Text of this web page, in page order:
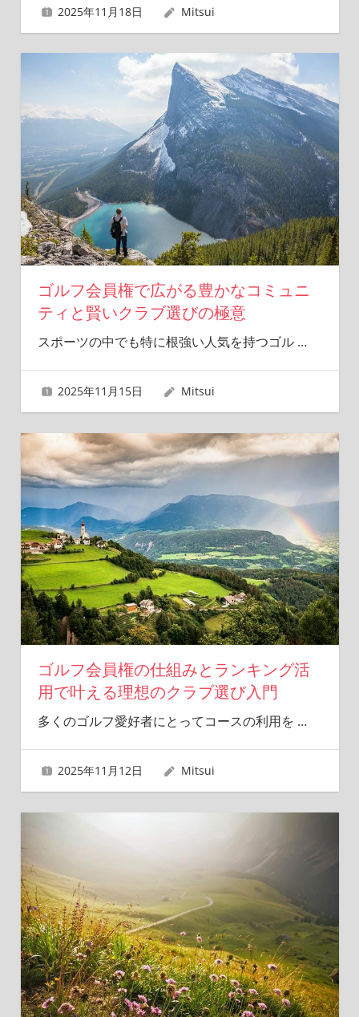
2025年11月18日 Mitsui
ゴルフ会員権で広がる豊かなコミュニ
ティと賢いクラブ選びの極意
スポーツの中でも特に根強い人気を持つゴル …
2025年11月15日 Mitsui
ゴルフ会員権の仕組みとランキング活
用で叶える理想のクラブ選び入門
多くのゴルフ愛好者にとってコースの利用を …
2025年11月12日 Mitsui